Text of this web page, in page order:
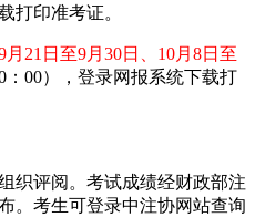
打印准考证。
月21日至9月30日、10月8日至
00），登录网报系统下载打
织评阅。考试成绩经财政部注
。考生可登录中注协网站查询